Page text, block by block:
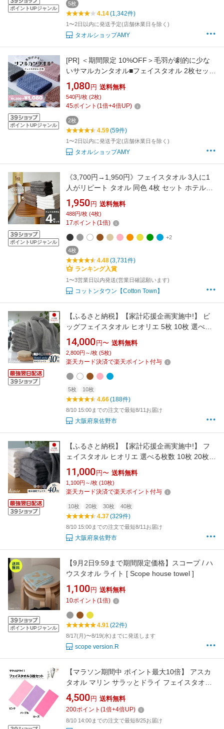
ポイントUPジャンル
5枚
4.14(1,342件)
1〜2日以内に発送予定(店舗休業日を除く)
タオルショップAMY
ポイントUPジャンル
[PR] ＜期間限定 10%OFF＞毛羽が劇的に少な
いサマルカンタオル■フェイスタオル 2枚セット
■ 約34×85cm／約110g 綿100%使うほどに
柔らかくなるドビー織◎ デコボコ柄［1個なら
ゆうパケット］
1,080 円 送料無料
540円/枚 (2枚)
45ポイント (1倍+4倍UP)
2枚
4.59(59件)
1〜2日以内に発送予定(店舗休業日を除く)
タオルショップAMY
ポイントUPジャンル
《3,700円→1,950円》フェイスタオル 3人に1
人がリピート タオル 同色 4枚 セット ホテルタ
イプ スーピマコットン ボリューム まとめ買い
タオルセット ホテルタオル 吸水 ギフト 福袋
1,950 円 送料無料
488円/枚 (4枚)
17ポイント (1倍)
+2
4枚
4.48(3,731件)
ランキング入賞
1〜3営業日以内発送(営業日確認願います)
コットンタウン【Cotton Town】
【ふるさと納税】【家計応援企画実施中!】 ビ
ッグフェイスタオル ヒオリエ 5枚 10枚 選べる
カラー 40 × 100cm ふるさと納税 タオル ホテ
ルタオル コンパクト 泉州タオル 日本製 厚手 綿
100％ 吸水力 単色 最強翌日配送 ランキング上
14,000 円〜 送料無料
2,800円～/枚 (5枚)
楽天カード決済で楽天ポイント付与
5枚 10枚
4.66(188件)
8/10 15:00までの注文で最短8/11お届け
大阪府泉佐野市
【ふるさと納税】【家計応援企画実施中!】 フ
ェイスタオル ヒオリエ 選べる枚数 10枚 20枚
30枚 40枚 ふるさと納税 タオル 日本製 泉州タ
オル 綿100% 薄手 パイル 無地 シンプル 柔らか
い ロング丈 吸水力 まとめ買い セット 洗顔 風
11,000 円〜 送料無料
1,100円～/枚 (10枚)
楽天カード決済で楽天ポイント付与
10枚 20枚 30枚 40枚
4.37(329件)
8/10 15:00までの注文で最短8/11お届け
大阪府泉佐野市
ポイントUPジャンル
【9月2日9:59まで期間限定価格】スコープ / ハ
ウスタオル ライト [ Scope house towel ]
1,100 円 送料無料
10ポイント (1倍)
4.91(22件)
8/17(月)〜8/19(水)までに発送します
scope version.R
【マラソン期間中 ポイント最大10倍】 アスカ
タオル マリン サラッとドライ フェイスタオル
3枚セット ピンク 海 夏 川 プール スイミング
旅行 レジャー 抗菌 防臭 セット キッチンタオル
メンズ レディース ASK2SSP3
4,500 円 送料無料
200ポイント (1倍+4倍UP)
8/10 14:00までの注文で最短8/25お届け